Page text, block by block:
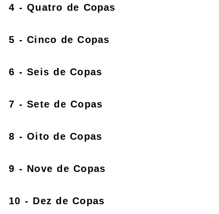
4 - Quatro de Copas
5 - Cinco de Copas
6 - Seis de Copas
7 - Sete de Copas
8 - Oito de Copas
9 - Nove de Copas
10 - Dez de Copas